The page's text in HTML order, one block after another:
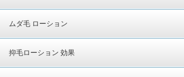
ムダ毛 ローション
抑毛ローション 効果